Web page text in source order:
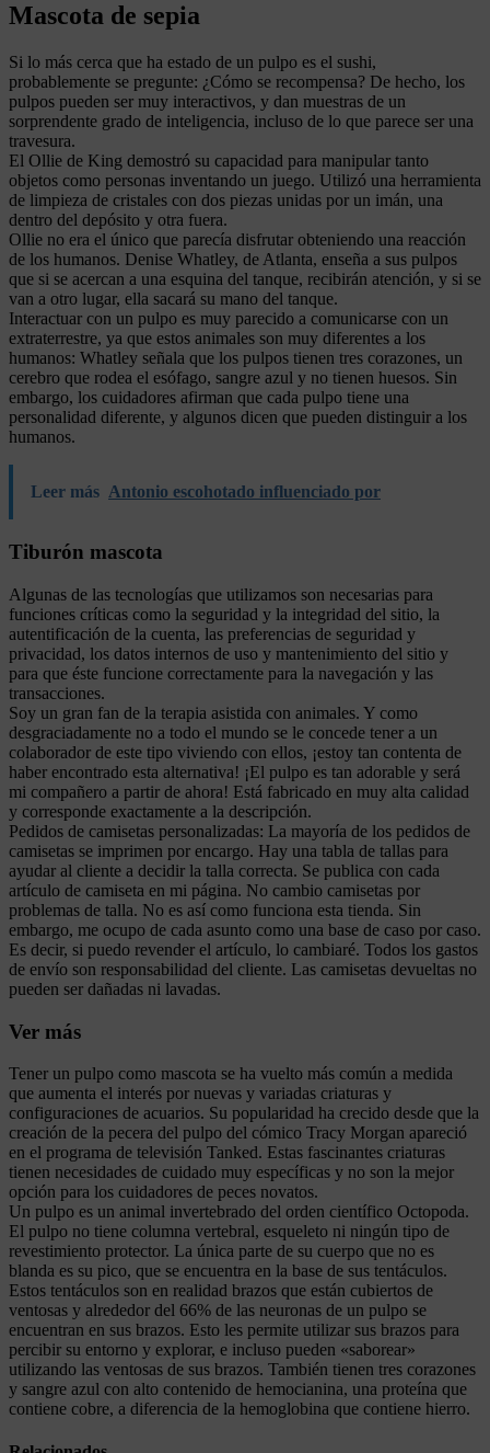
Mascota de sepia
Si lo más cerca que ha estado de un pulpo es el sushi,
probablemente se pregunte: ¿Cómo se recompensa? De hecho, los
pulpos pueden ser muy interactivos, y dan muestras de un
sorprendente grado de inteligencia, incluso de lo que parece ser una
travesura.
El Ollie de King demostró su capacidad para manipular tanto
objetos como personas inventando un juego. Utilizó una herramienta
de limpieza de cristales con dos piezas unidas por un imán, una
dentro del depósito y otra fuera.
Ollie no era el único que parecía disfrutar obteniendo una reacción
de los humanos. Denise Whatley, de Atlanta, enseña a sus pulpos
que si se acercan a una esquina del tanque, recibirán atención, y si se
van a otro lugar, ella sacará su mano del tanque.
Interactuar con un pulpo es muy parecido a comunicarse con un
extraterrestre, ya que estos animales son muy diferentes a los
humanos: Whatley señala que los pulpos tienen tres corazones, un
cerebro que rodea el esófago, sangre azul y no tienen huesos. Sin
embargo, los cuidadores afirman que cada pulpo tiene una
personalidad diferente, y algunos dicen que pueden distinguir a los
humanos.
Leer más Antonio escohotado influenciado por
Tiburón mascota
Algunas de las tecnologías que utilizamos son necesarias para
funciones críticas como la seguridad y la integridad del sitio, la
autentificación de la cuenta, las preferencias de seguridad y
privacidad, los datos internos de uso y mantenimiento del sitio y
para que éste funcione correctamente para la navegación y las
transacciones.
Soy un gran fan de la terapia asistida con animales. Y como
desgraciadamente no a todo el mundo se le concede tener a un
colaborador de este tipo viviendo con ellos, ¡estoy tan contenta de
haber encontrado esta alternativa! ¡El pulpo es tan adorable y será
mi compañero a partir de ahora! Está fabricado en muy alta calidad
y corresponde exactamente a la descripción.
Pedidos de camisetas personalizadas: La mayoría de los pedidos de
camisetas se imprimen por encargo. Hay una tabla de tallas para
ayudar al cliente a decidir la talla correcta. Se publica con cada
artículo de camiseta en mi página. No cambio camisetas por
problemas de talla. No es así como funciona esta tienda. Sin
embargo, me ocupo de cada asunto como una base de caso por caso.
Es decir, si puedo revender el artículo, lo cambiaré. Todos los gastos
de envío son responsabilidad del cliente. Las camisetas devueltas no
pueden ser dañadas ni lavadas.
Ver más
Tener un pulpo como mascota se ha vuelto más común a medida
que aumenta el interés por nuevas y variadas criaturas y
configuraciones de acuarios. Su popularidad ha crecido desde que la
creación de la pecera del pulpo del cómico Tracy Morgan apareció
en el programa de televisión Tanked. Estas fascinantes criaturas
tienen necesidades de cuidado muy específicas y no son la mejor
opción para los cuidadores de peces novatos.
Un pulpo es un animal invertebrado del orden científico Octopoda.
El pulpo no tiene columna vertebral, esqueleto ni ningún tipo de
revestimiento protector. La única parte de su cuerpo que no es
blanda es su pico, que se encuentra en la base de sus tentáculos.
Estos tentáculos son en realidad brazos que están cubiertos de
ventosas y alrededor del 66% de las neuronas de un pulpo se
encuentran en sus brazos. Esto les permite utilizar sus brazos para
percibir su entorno y explorar, e incluso pueden «saborear»
utilizando las ventosas de sus brazos. También tienen tres corazones
y sangre azul con alto contenido de hemocianina, una proteína que
contiene cobre, a diferencia de la hemoglobina que contiene hierro.